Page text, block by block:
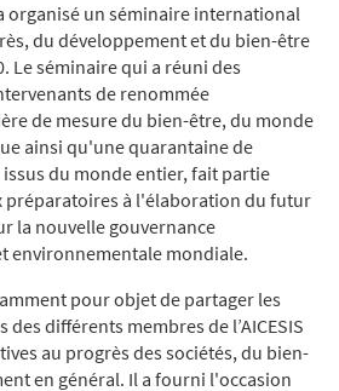
organisé un séminaire international
du développement et du bien-être
Le séminaire qui a réuni des
de renommée
de mesure du bien-être, du monde
ainsi qu'une quarantaine de
issus du monde entier, fait partie
préparatoires à l'élaboration du futur
la nouvelle gouvernance
environnementale mondiale.
pour objet de partager les
différents membres de l’AICESIS
au progrès des sociétés, du bien-
en général. Il a fourni l'occasion